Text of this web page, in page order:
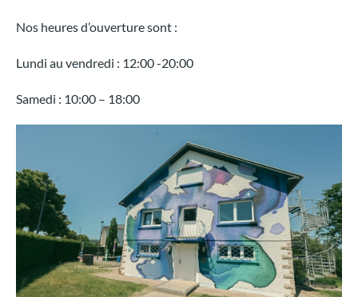
Nos heures d’ouverture sont :
Lundi au vendredi : 12:00 -20:00
Samedi : 10:00 – 18:00